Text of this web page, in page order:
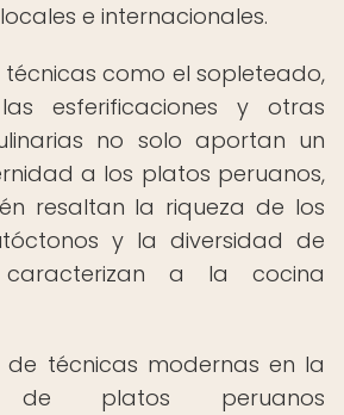
e internacionales.
técnicas como el sopleteado,
esferificaciones y otras
no solo aportan un
a los platos peruanos,
resaltan la riqueza de los
y la diversidad de
a la cocina
de técnicas modernas en la
de platos peruanos